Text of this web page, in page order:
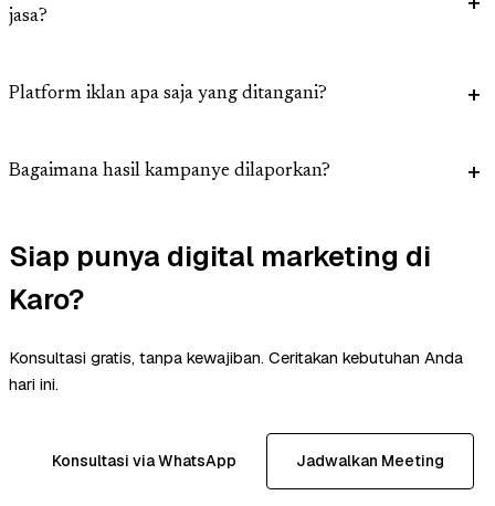
jasa?
Platform iklan apa saja yang ditangani?
Bagaimana hasil kampanye dilaporkan?
Siap punya digital marketing di
Karo?
Konsultasi gratis, tanpa kewajiban. Ceritakan kebutuhan Anda
hari ini.
Konsultasi via WhatsApp Jadwalkan Meeting